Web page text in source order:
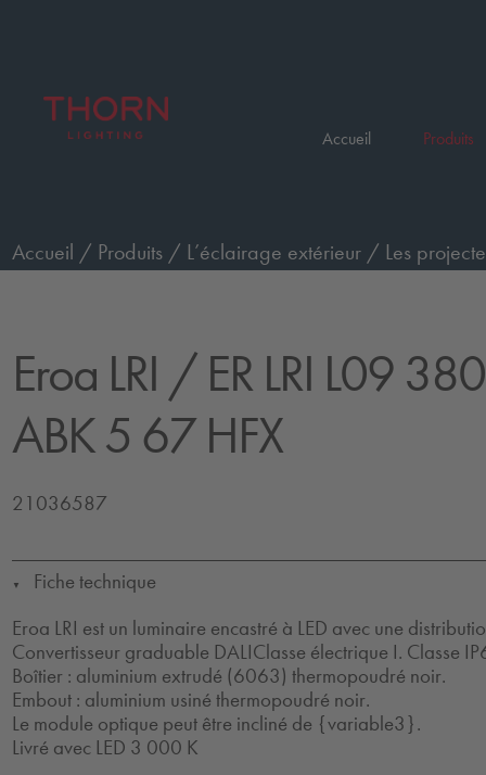
Accueil Produits
Accueil / Produits / L’éclairage extérieur / Les
Eroa LRI / ER LRI L09
ABK 5 67 HFX
21036587
▼
Fiche technique
Eroa LRI est un luminaire encastré à LED avec une
Convertisseur graduable DALIClasse électrique I. Classe
Boîtier : aluminium extrudé (6063) thermopoudré noir.
Embout : aluminium usiné thermopoudré noir.
Le module optique peut être incliné de {variable3}.
Livré avec LED 3 000 K